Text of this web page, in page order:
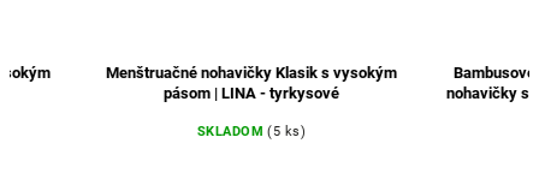
Menštruačné nohavičky Klasik s vysokým
pásom | LINA - tyrkysové
(5 ks)
Bambusové
nohavičky s vysokým